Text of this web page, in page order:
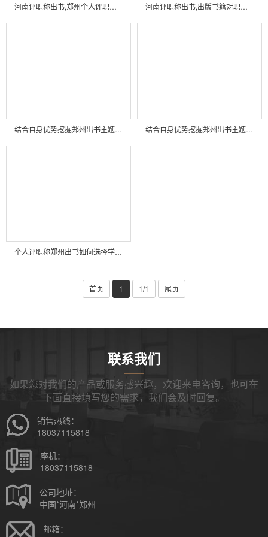
河南评职称出书,郑州个人评职称出书,河南小学教师职称出书有哪些常见的合作模式？ 河南评职称出书,出版书籍对职称评审的权重有多大？
结合自身优势挖掘郑州出书主题时如何进行市场调研？ 结合自身优势挖掘郑州出书主题的具体步骤是什么？
个人评职称郑州出书如何选择学科类别
首页 1 1/1 尾页
联系我们
如果您对我们的产品或服务感兴趣，欢迎来电咨询，也可在
下面直接填写您的需求，我们会及时回复。
销售热线：
18037115818
座机：
18037115818
公司地址：
中国*河南*郑州
邮箱：